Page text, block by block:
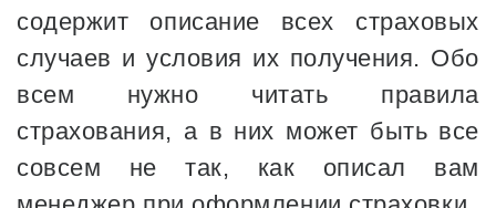
содержит описание всех страховых
случаев и условия их получения. Обо
всем нужно читать правила
страхования, а в них может быть все
совсем не так, как описал вам